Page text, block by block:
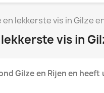
en lekkerste vis in Gilze
vis in
Gilze en Rijen en